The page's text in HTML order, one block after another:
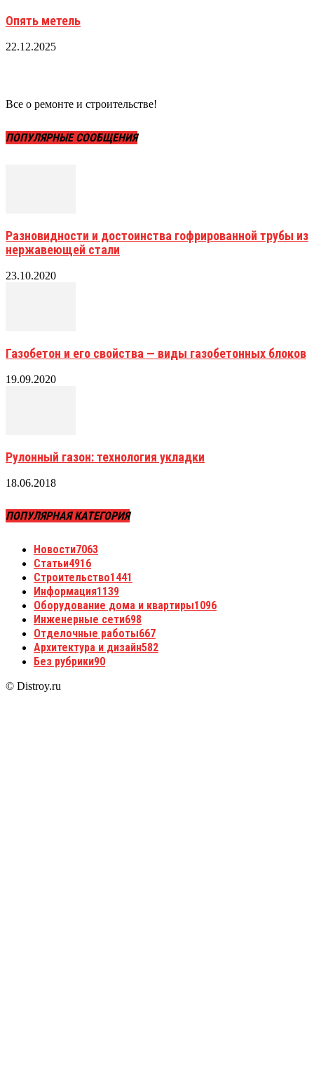
Опять метель
22.12.2025
Все о ремонте и строительстве!
ПОПУЛЯРНЫЕ СООБЩЕНИЯ
Разновидности и достоинства гофрированной трубы из
нержавеющей стали
23.10.2020
Газобетон и его свойства — виды газобетонных блоков
19.09.2020
Рулонный газон: технология укладки
18.06.2018
ПОПУЛЯРНАЯ КАТЕГОРИЯ
Новости7063
Статьи4916
Строительство1441
Информация1139
Оборудование дома и квартиры1096
Инженерные сети698
Отделочные работы667
Архитектура и дизайн582
Без рубрики90
© Distroy.ru